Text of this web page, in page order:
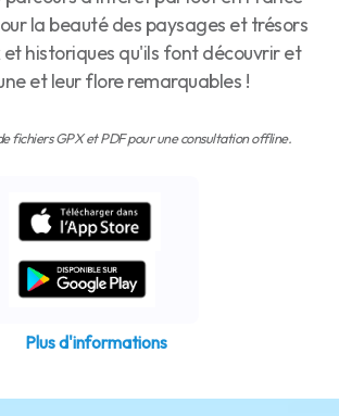
la beauté des paysages et trésors
historiques qu'ils font découvrir et
et leur flore remarquables !
fichiers GPX et PDF pour une consultation offline.
Plus d'informations